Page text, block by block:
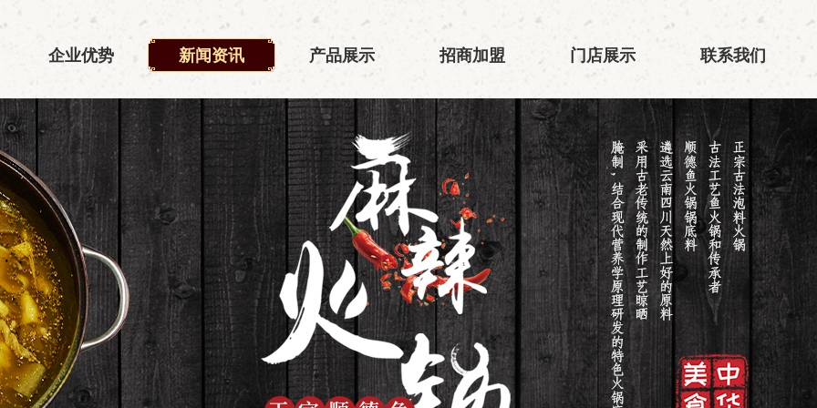
企业优势 新闻资讯 产品展示 招商加盟 门店展示 联系我们